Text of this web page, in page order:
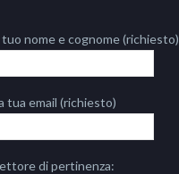
tuo nome e cognome (richiesto)
tua email (richiesto)
di pertinenza: